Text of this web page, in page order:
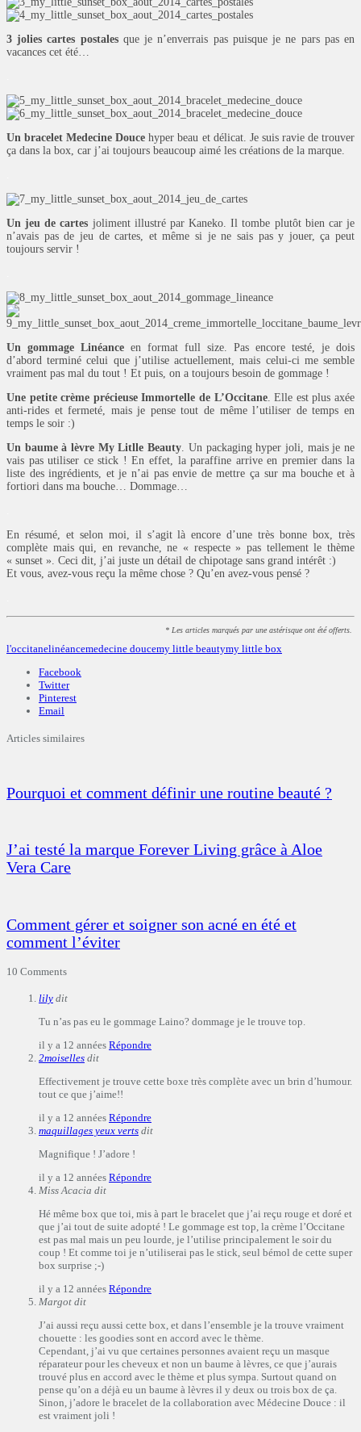
3 jolies cartes postalesque je n’enverrais pas puisque je ne pars pas en
vacances cet été…
Un bracelet Medecine Douce hyper beau et délicat. Je suis ravie de trouver
ça dans la box, car j’ai toujours beaucoup aimé les créations de la marque.
Un jeu de cartes joliment illustré par Kaneko. Il tombe plutôt bien car je
n’avais pas de jeu de cartes, et même si je ne sais pas y jouer, ça peut
toujours servir !
Un gommage Linéance en format full size. Pas encore testé, je dois
d’abord terminé celui que j’utilise actuellement, mais celui-ci me semble
vraiment pas mal du tout ! Et puis, on a toujours besoin de gommage !
Une petite crème précieuse Immortelle de L’Occitane. Elle est plus axée
anti-rides et fermeté, mais je pense tout de même l’utiliser de temps en
temps le soir :)
Un baume à lèvre My Litlle Beauty. Un packaging hyper joli, mais je ne
vais pas utiliser ce stick ! En effet, la paraffine arrive en premier dans la
liste des ingrédients, et je n’ai pas envie de mettre ça sur ma bouche et à
fortiori dans ma bouche… Dommage…
En résumé, et selon moi, il s’agit là encore d’une très bonne box, très
complète mais qui, en revanche, ne « respecte » pas tellement le thème
« sunset ». Ceci dit, j’ai juste un détail de chipotage sans grand intérêt :)
Et vous, avez-vous reçu la même chose ? Qu’en avez-vous pensé ?
* Les articles marqués par une astérisque ont été offerts.
l'occitanelinéancemedecine doucemy little beautymy little box
Facebook
Twitter
Pinterest
Email
Articles similaires
Pourquoi et comment définir une routine beauté ?
J’ai testé la marque Forever Living grâce à Aloe
Vera Care
Comment gérer et soigner son acné en été et
comment l’éviter
10 Comments
lily dit
Tu n’as pas eu le gommage Laino? dommage je le trouve top.
il y a 12 années Répondre
2moiselles dit
Effectivement je trouve cette boxe très complète avec un brin d’humour.
tout ce que j’aime!!
il y a 12 années Répondre
maquillages yeux verts dit
Magnifique ! J’adore !
il y a 12 années Répondre
Miss Acacia dit
Hé même box que toi, mis à part le bracelet que j’ai reçu rouge et doré et
que j’ai tout de suite adopté ! Le gommage est top, la crème l’Occitane
est pas mal mais un peu lourde, je l’utilise principalement le soir du
coup ! Et comme toi je n’utiliserai pas le stick, seul bémol de cette super
box surprise ;-)
il y a 12 années Répondre
Margot dit
J’ai aussi reçu aussi cette box, et dans l’ensemble je la trouve vraiment
chouette : les goodies sont en accord avec le thème.
Cependant, j’ai vu que certaines personnes avaient reçu un masque
réparateur pour les cheveux et non un baume à lèvres, ce que j’aurais
trouvé plus en accord avec le thème et plus sympa. Surtout quand on
pense qu’on a déjà eu un baume à lèvres il y deux ou trois box de ça.
Sinon, j’adore le bracelet de la collaboration avec Médecine Douce : il
est vraiment joli !